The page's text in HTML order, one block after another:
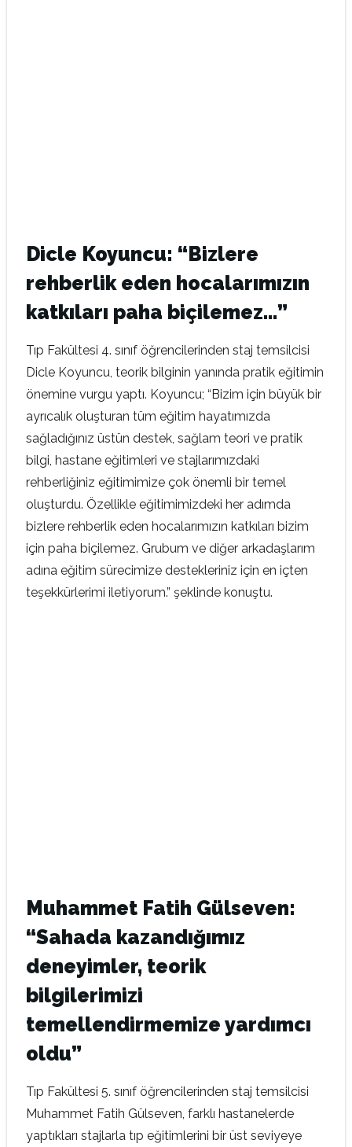
Dicle Koyuncu: “Bizlere
rehberlik eden hocalarımızın
katkıları paha biçilemez…”
Tıp Fakültesi 4. sınıf öğrencilerinden staj temsilcisi
Dicle Koyuncu, teorik bilginin yanında pratik eğitimin
önemine vurgu yaptı. Koyuncu; “Bizim için büyük bir
ayrıcalık oluşturan tüm eğitim hayatımızda
sağladığınız üstün destek, sağlam teori ve pratik
bilgi, hastane eğitimleri ve stajlarımızdaki
rehberliğiniz eğitimimize çok önemli bir temel
oluşturdu. Özellikle eğitimimizdeki her adımda
bizlere rehberlik eden hocalarımızın katkıları bizim
için paha biçilemez. Grubum ve diğer arkadaşlarım
adına eğitim sürecimize destekleriniz için en içten
teşekkürlerimi iletiyorum.” şeklinde konuştu.
Muhammet Fatih Gülseven:
“Sahada kazandığımız
deneyimler, teorik
bilgilerimizi
temellendirmemize yardımcı
oldu”
Tıp Fakültesi 5. sınıf öğrencilerinden staj temsilcisi
Muhammet Fatih Gülseven, farklı hastanelerde
yaptıkları stajlarla tıp eğitimlerini bir üst seviyeye